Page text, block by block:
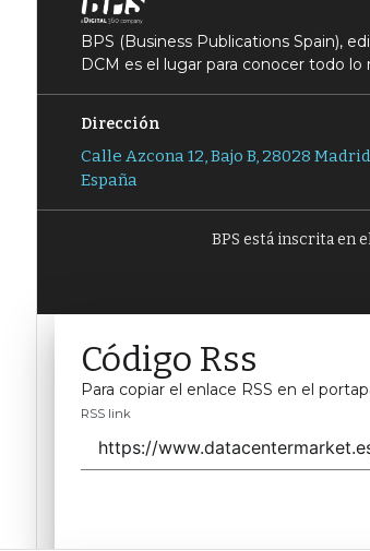
BPS (Business Publications Spain),
DCM es el lugar para conocer todo
Dirección
Calle Azcona 12, Bajo B, 28028 Madrid
España
BPS está inscrita en
Código Rss
Para copiar el enlace RSS en el
RSS link